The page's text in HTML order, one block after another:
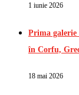
1 iunie 2026
Prima galerie
în Corfu,
18 mai 2026